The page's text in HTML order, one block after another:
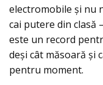
electromobile şi nu
cai putere din clasă
este un record
deşi cât măsoară şi
pentru moment.